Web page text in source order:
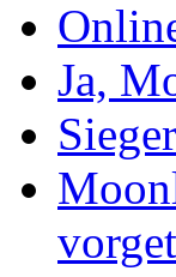
Ja,